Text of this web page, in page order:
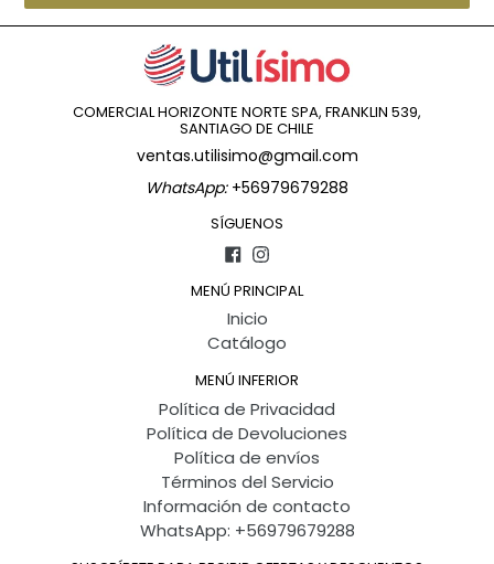
COMERCIAL HORIZONTE NORTE SPA, FRANKLIN 539,
SANTIAGO DE CHILE
ventas.utilisimo@gmail.com
WhatsApp: +56979679288
SÍGUENOS
Facebook
Instagram
MENÚ PRINCIPAL
Inicio
Catálogo
MENÚ INFERIOR
Política de Privacidad
Política de Devoluciones
Política de envíos
Términos del Servicio
Información de contacto
WhatsApp: +56979679288